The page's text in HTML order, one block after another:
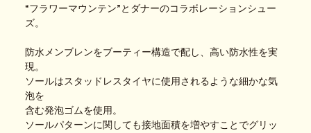
“フラワーマウンテン”とダナーのコラボレーションシュー
ズ。
防水メンブレンをブーティー構造で配し、高い防水性を実
現。
ソールはスタッドレスタイヤに使用されるような細かな気
泡を
含む発泡ゴムを使用。
ソールパターンに関しても接地面積を増やすことでグリッ